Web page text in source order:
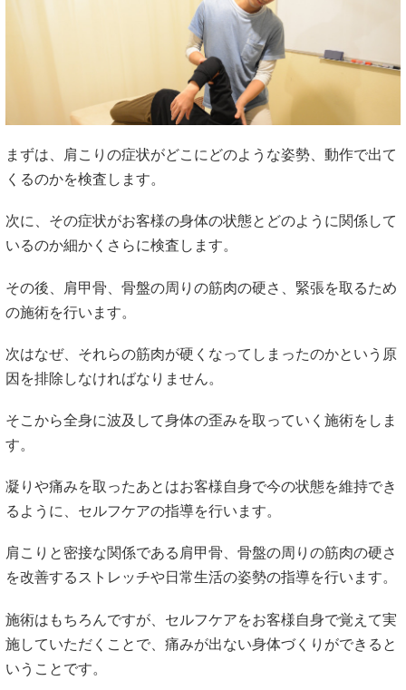
まずは、肩こりの症状がどこにどのような姿勢、動作で出て
くるのかを検査します。
次に、その症状がお客様の身体の状態とどのように関係して
いるのか細かくさらに検査します。
その後、肩甲骨、骨盤の周りの筋肉の硬さ、緊張を取るため
の施術を行います。
次はなぜ、それらの筋肉が硬くなってしまったのかという原
因を排除しなければなりません。
そこから全身に波及して身体の歪みを取っていく施術をしま
す。
凝りや痛みを取ったあとはお客様自身で今の状態を維持でき
るように、セルフケアの指導を行います。
肩こりと密接な関係である肩甲骨、骨盤の周りの筋肉の硬さ
を改善するストレッチや日常生活の姿勢の指導を行います。
施術はもちろんですが、セルフケアをお客様自身で覚えて実
施していただくことで、痛みが出ない身体づくりができると
いうことです。